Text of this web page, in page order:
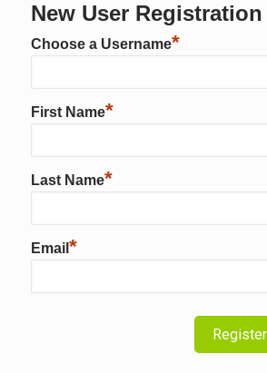
New User Registration
Choose a Username*
First Name*
Last Name*
Email *